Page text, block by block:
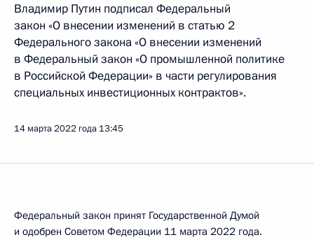
Владимир Путин подписал Федеральный
закон «О внесении изменений в статью 2
Федерального закона «О внесении изменений
в Федеральный закон «О промышленной политике
в Российской Федерации» в части регулирования
специальных инвестиционных контрактов».
14 марта 2022 года 13:45
Федеральный закон принят Государственной Думой
и одобрен Советом Федерации 11 марта 2022 года.